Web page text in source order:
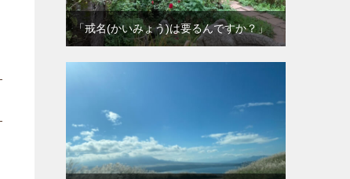
「戒名(かいみょう)は要るんですか？」